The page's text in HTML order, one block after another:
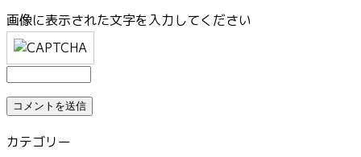
画像に表示された文字を入力してください
カテゴリー